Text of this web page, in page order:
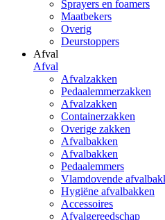
Sprayers en foamers
Maatbekers
Overig
Deurstoppers
Afval
Afval
Afvalzakken
Pedaalemmerzakken
Afvalzakken
Containerzakken
Overige zakken
Afvalbakken
Afvalbakken
Pedaalemmers
Vlamdovende
Hygiëne afvalbakken
Accessoires
Afvalgereedschap